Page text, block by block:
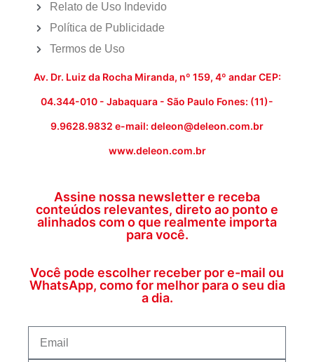
Relato de Uso Indevido
Política de Publicidade
Termos de Uso
Av. Dr. Luiz da Rocha Miranda, nº 159, 4º andar CEP:
04.344-010 - Jabaquara - São Paulo Fones: (11)-
9.9628.9832 e-mail: deleon@deleon.com.br
www.deleon.com.br
Assine nossa newsletter e receba
conteúdos relevantes, direto ao ponto e
alinhados com o que realmente importa
para você.
Você pode escolher receber por e-mail ou
WhatsApp, como for melhor para o seu dia
a dia.